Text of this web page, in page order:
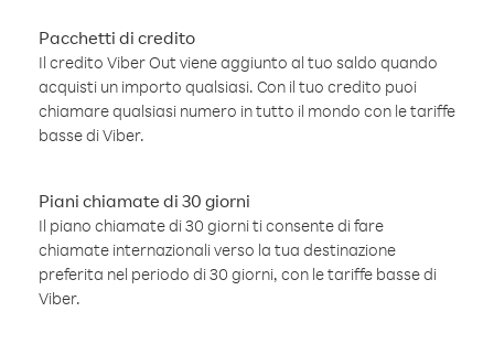
Pacchetti di credito
Il credito Viber Out viene aggiunto al tuo saldo quando
acquisti un importo qualsiasi. Con il tuo credito puoi
chiamare qualsiasi numero in tutto il mondo con le tariffe
basse di Viber.
Piani chiamate di 30 giorni
Il piano chiamate di 30 giorni ti consente di fare
chiamate internazionali verso la tua destinazione
preferita nel periodo di 30 giorni, con le tariffe basse di
Viber.